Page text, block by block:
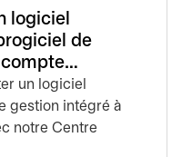
logiciel
de
un logiciel
gestion intégré à
notre Centre